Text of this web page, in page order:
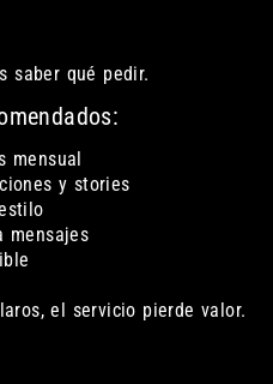
saber qué pedir.
mensual
y stories
mensajes
el servicio pierde valor.